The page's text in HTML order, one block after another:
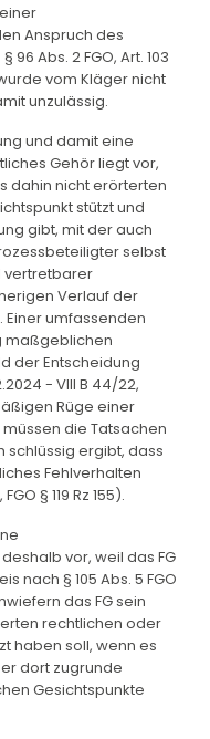
Anspruch des
Abs. 2 FGO, Art. 103
vom Kläger nicht
unzulässig.
und damit eine
Gehör liegt vor,
dahin nicht erörterten
stützt und
gibt, mit der auch
selbst
vertretbarer
Verlauf der
umfassenden
maßgeblichen
der Entscheidung
- VIII B 44/22,
Rüge einer
die Tatsachen
schlüssig ergibt, dass
Fehlverhalten
§ 119 Rz 155).
vor, weil das FG
nach § 105 Abs. 5 FGO
das FG sein
rechtlichen oder
haben soll, wenn es
dort zugrunde
Gesichtspunkte